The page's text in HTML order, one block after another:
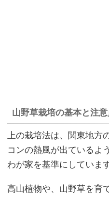
山野草栽培の基本と注意
上の栽培法は、関東地方
コンの熱風が出ているよ
わが家を基準にしています
高山植物や、山野草を育